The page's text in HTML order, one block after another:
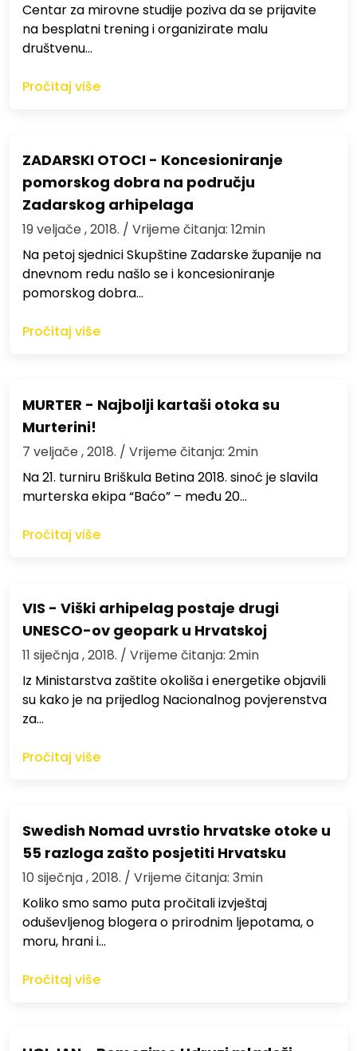
Centar za mirovne studije poziva da se prijavite
na besplatni trening i organizirate malu
društvenu…
Pročitaj više
ZADARSKI OTOCI - Koncesioniranje
pomorskog dobra na području
Zadarskog arhipelaga
19 veljače , 2018. / Vrijeme čitanja: 12min
Na petoj sjednici Skupštine Zadarske županije na
dnevnom redu našlo se i koncesioniranje
pomorskog dobra…
Pročitaj više
MURTER - Najbolji kartaši otoka su
Murterini!
7 veljače , 2018. / Vrijeme čitanja: 2min
Na 21. turniru Briškula Betina 2018. sinoć je slavila
murterska ekipa “Baćo” – među 20…
Pročitaj više
VIS - Viški arhipelag postaje drugi
UNESCO-ov geopark u Hrvatskoj
11 siječnja , 2018. / Vrijeme čitanja: 2min
Iz Ministarstva zaštite okoliša i energetike objavili
su kako je na prijedlog Nacionalnog povjerenstva
za…
Pročitaj više
Swedish Nomad uvrstio hrvatske otoke u
55 razloga zašto posjetiti Hrvatsku
10 siječnja , 2018. / Vrijeme čitanja: 3min
Koliko smo samo puta pročitali izvještaj
oduševljenog blogera o prirodnim ljepotama, o
moru, hrani i…
Pročitaj više